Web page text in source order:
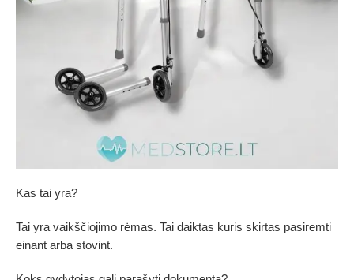
Kas tai yra?
Tai yra vaikščiojimo rėmas. Tai daiktas kuris skirtas pasiremti
einant arba stovint.